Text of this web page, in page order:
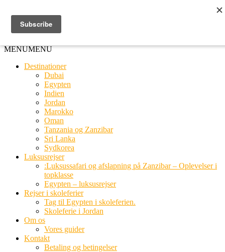
MENUMENU
Destinationer
Dubai
Egypten
Indien
Jordan
Marokko
Oman
Tanzania og Zanzibar
Sri Lanka
Sydkorea
Luksusrejser
:Luksussafari og afslapning på Zanzibar – Oplevelser i
topklasse
Egypten – luksusrejser
Rejser i skoleferier
Tag til Egypten i skoleferien.
Skoleferie i Jordan
Om os
Vores guider
Kontakt
Betaling og betingelser